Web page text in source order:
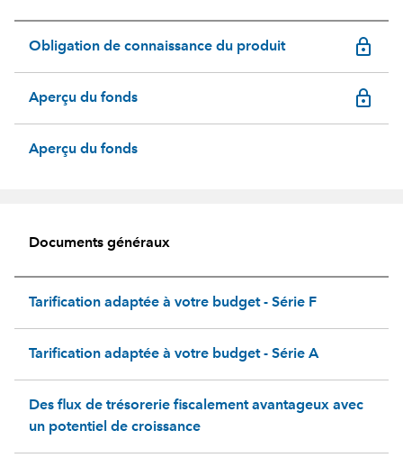
Obligation de connaissance du produit lock_outline
Aperçu du fonds lock_outline
Aperçu du fonds
Documents généraux
Tarification adaptée à votre budget - Série F
Tarification adaptée à votre budget - Série A
Des flux de trésorerie fiscalement avantageux avec
un potentiel de croissance